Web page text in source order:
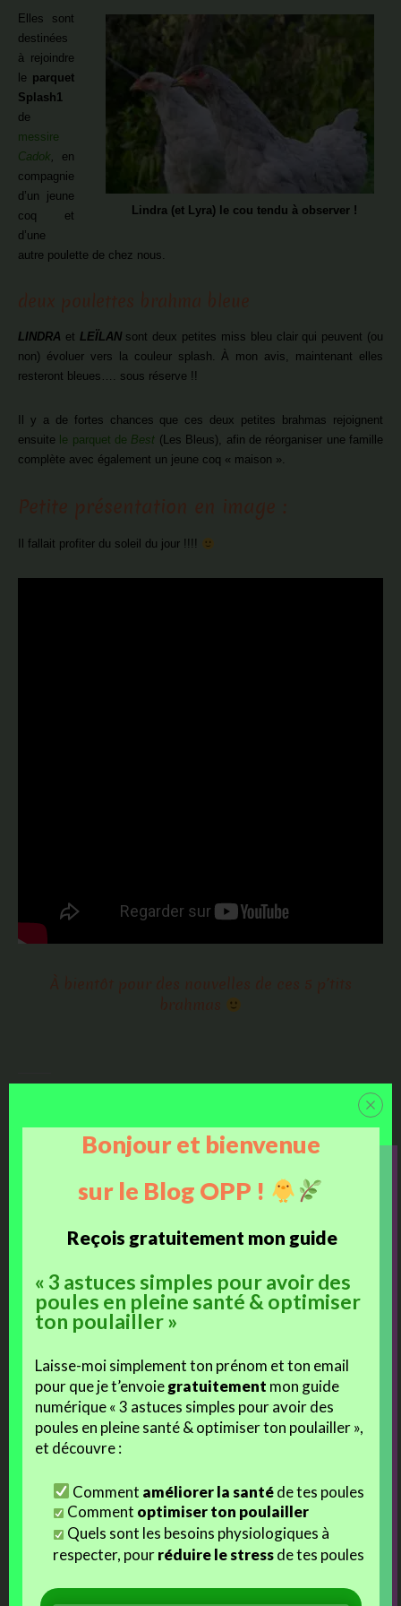
Lindra (et Lyra) le cou tendu à observer !
Elles sont
destinées
à rejoindre
le parquet
Splash1
de
messire
Cadok,
en
compagnie
d’un jeune
coq et
d’une
autre poulette de chez nous.
LINDRA et LEÏLANsont deux petites miss bleu clair qui peuvent (ou
non) évoluer vers la couleur splash. À mon avis, maintenant elles
resteront bleues…. sous réserve !!
Il y a de fortes chances que ces deux petites brahmas rejoignent
ensuite le parquet de Best (Les Bleus), afin de réorganiser une famille
complète avec également un jeune coq « maison ».
Il fallait profiter du soleil du jour !!!!
Chargement…
Ces articles devraient vous intéresser :
Parquet 2020 : Les
Brahmas splash/bleus S2
Nos poules brahmas
parisiennes !
Les brahmas bleues de
Autres Articles Sur Un Thème Proche Ou Similaire
Bonjour et bienvenue
sur le Blog OPP !
Reçois gratuitement mon guide
« 3 astuces simples pour avoir des
poules en pleine santé & optimiser
ton poulailler »
Laisse-moi simplement ton prénom et ton email
pour que je t’envoiegratuitement mon guide
numérique « 3 astuces simples pour avoir des
poules en pleine santé & optimiser ton poulailler »,
et découvre :
Comment améliorer la santéde tes poules
Comment optimiser ton poulailler
Quels sont les besoins physiologiques à
respecter, pourréduire le stressde tes poules